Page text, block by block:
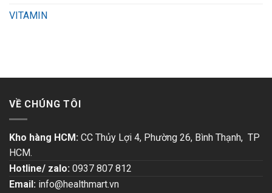
VITAMIN
VỀ CHÚNG TÔI
Kho hàng HCM: CC Thủy Lợi 4, Phường 26, Bình Thạnh, TP
HCM.
Hotline/ zalo: 0937 807 812
Email: info@healthmart.vn